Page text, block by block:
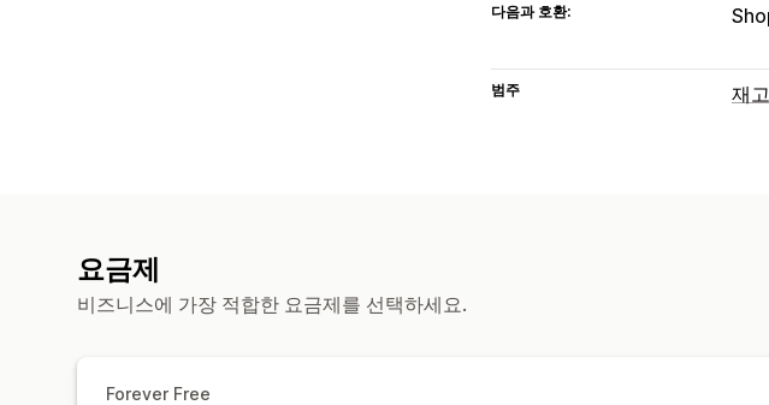
다음과 호환:
범주 재
요금제
비즈니스에 가장 적합한 요금제를 선택하세요.
Forever Free